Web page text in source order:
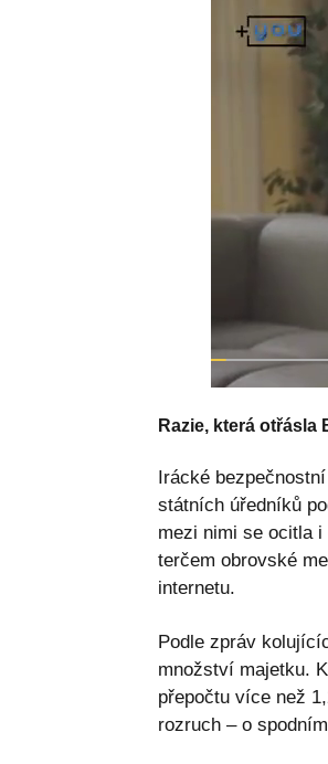
Razie, která otřásla
Irácké
státních úředníků
mezi nimi se ocitla
terčem obrovské
internetu.
Podle zpráv
množství majetku.
přepočtu více než
rozruch – o